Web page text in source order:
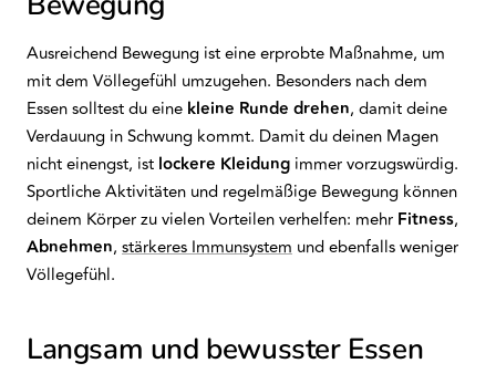
Ausreichend Bewegung ist eine erprobte Maßnahme, um
mit dem Völlegefühl umzugehen. Besonders nach dem
Essen solltest du eine kleine Runde drehen, damit deine
Verdauung in Schwung kommt. Damit du deinen Magen
nicht einengst, ist lockere Kleidung immer vorzugswürdig.
Sportliche Aktivitäten und regelmäßige Bewegung können
deinem Körper zu vielen Vorteilen verhelfen: mehr Fitness,
Abnehmen, stärkeres Immunsystem und ebenfalls weniger
Völlegefühl.
Langsam und bewusster Essen